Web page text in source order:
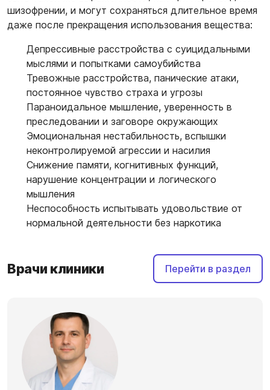
шизофрении, и могут сохраняться длительное время
даже после прекращения использования вещества:
Депрессивные расстройства с суицидальными
мыслями и попытками самоубийства
Тревожные расстройства, панические атаки,
постоянное чувство страха и угрозы
Параноидальное мышление, уверенность в
преследовании и заговоре окружающих
Эмоциональная нестабильность, вспышки
неконтролируемой агрессии и насилия
Снижение памяти, когнитивных функций,
нарушение концентрации и логического
мышления
Неспособность испытывать удовольствие от
нормальной деятельности без наркотика
Врачи клиники Перейти в раздел